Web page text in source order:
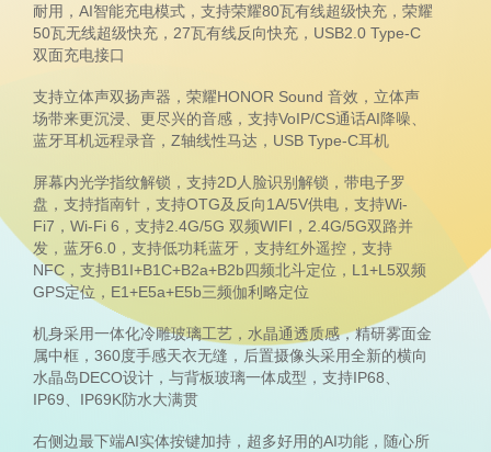
耐用，AI智能充电模式，支持荣耀80瓦有线超级快充，荣耀
50瓦无线超级快充，27瓦有线反向快充，USB2.0 Type-C
双面充电接口
支持立体声双扬声器，荣耀HONOR Sound 音效，立体声
场带来更沉浸、更尽兴的音感，支持VoIP/CS通话AI降噪、
蓝牙耳机远程录音，Z轴线性马达，USB Type-C耳机
屏幕内光学指纹解锁，支持2D人脸识别解锁，带电子罗
盘，支持指南针，支持OTG及反向1A/5V供电，支持Wi-
Fi7，Wi-Fi 6，支持2.4G/5G 双频WIFI，2.4G/5G双路并
发，蓝牙6.0，支持低功耗蓝牙，支持红外遥控，支持
NFC，支持B1I+B1C+B2a+B2b四频北斗定位，L1+L5双频
GPS定位，E1+E5a+E5b三频伽利略定位
机身采用一体化冷雕玻璃工艺，水晶通透质感，精研雾面金
属中框，360度手感天衣无缝，后置摄像头采用全新的横向
水晶岛DECO设计，与背板玻璃一体成型，支持IP68、
IP69、IP69K防水大满贯
右侧边最下端AI实体按键加持，超多好用的AI功能，随心所